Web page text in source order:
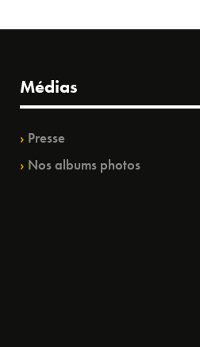
Médias
Presse
Nos albums photos